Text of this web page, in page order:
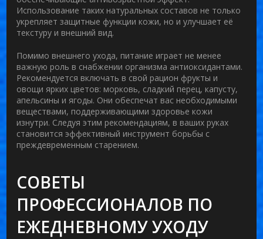
Использование таких натуральных составов не только
укрепляет защитные функции кожи, но и улучшает её
текстуру и внешний вид.
Помимо внешнего ухода, питание играет не менее
важную роль в снабжении организма антиоксидантами.
Рекомендуется включать в свой рацион фрукты и
овощи ярких цветов: морковь, сладкий перец, капусту,
апельсины и ягоды. Они обеспечат вас необходимыми
веществами, поддерживающими здоровье кожи
изнутри. Следуя этим рекомендациям, в ваших руках
становится эффективный инструмент борьбы с
преждевременным старением.
СОВЕТЫ
ПРОФЕССИОНАЛОВ ПО
ЕЖЕДНЕВНОМУ УХОДУ